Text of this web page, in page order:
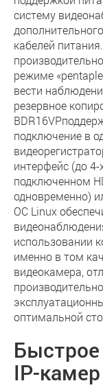
систему
кабелей
режиме
вести
резервное
подключение в
интерфейс (до
подключенном
одновременно)
ОС Linux
использовании
именно в том
видеокамера,
оптимальной
Быстрое
IP-камер